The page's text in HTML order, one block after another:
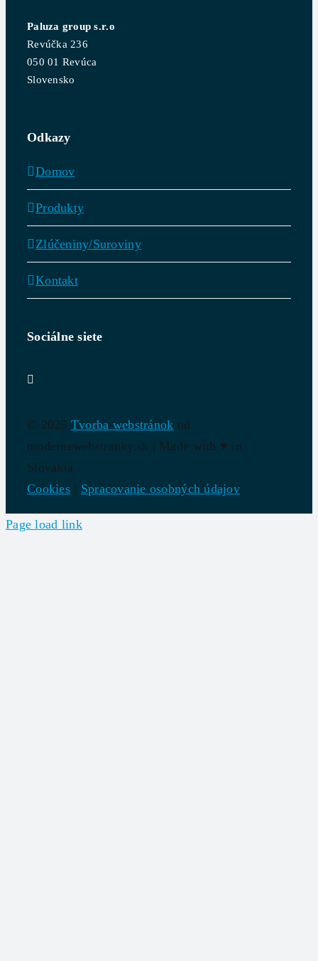
Paluza group s.r.o
Revúčka 236
050 01 Revúca
Slovensko
Odkazy
Domov
Produkty
Zlúčeniny/Suroviny
Kontakt
Sociálne siete
© 2025 Tvorba webstránok od
modernewebstranky.sk | Made with ♥ in
Slovakia
Cookies | Spracovanie osobných údajov
Page load link